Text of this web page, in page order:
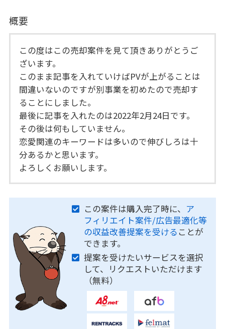
概要
この度はこの売却案件を見て頂きありがとうご
ざいます。
このまま記事を入れていけばPVが上がることは
間違いないのですが別事業を初めたので売却す
ることにしました。
最後に記事を入れたのは2022年2月24日です。
その後は何もしていません。
恋愛関連のキーワードは多いので伸びしろは十
分あるかと思います。
よろしくお願いします。
この案件は購入完了時に、 ア
フィリエイト案件/広告最適化等
の収益改善提案を受ける ことが
できます。
提案を受けたいサービスを選択
して、リクエストいただけます
（無料）